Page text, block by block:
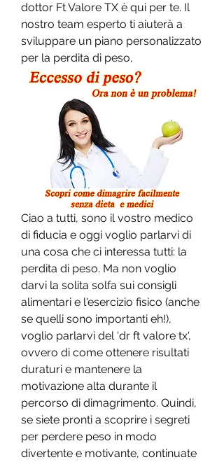
dottor Ft Valore TX è qui per te. Il
nostro team esperto ti aiuterà a
sviluppare un piano personalizzato
per la perdita di peso,
Ciao a tutti, sono il vostro medico
di fiducia e oggi voglio parlarvi di
una cosa che ci interessa tutti: la
perdita di peso. Ma non voglio
darvi la solita solfa sui consigli
alimentari e l'esercizio fisico (anche
se quelli sono importanti eh!),
voglio parlarvi del 'dr ft valore tx',
ovvero di come ottenere risultati
duraturi e mantenere la
motivazione alta durante il
percorso di dimagrimento. Quindi,
se siete pronti a scoprire i segreti
per perdere peso in modo
divertente e motivante, continuate